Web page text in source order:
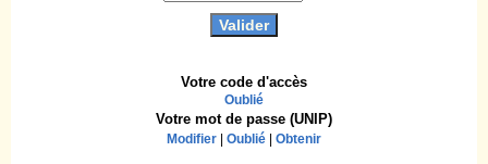
Votre code d'accès
Oublié
Votre mot de passe (UNIP)
Modifier Oublié Obtenir